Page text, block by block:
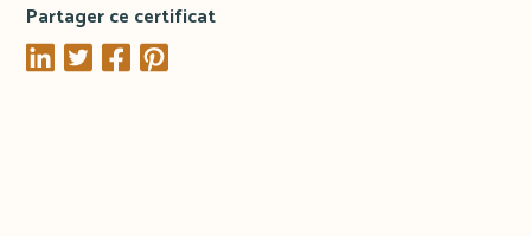
Partager ce certificat